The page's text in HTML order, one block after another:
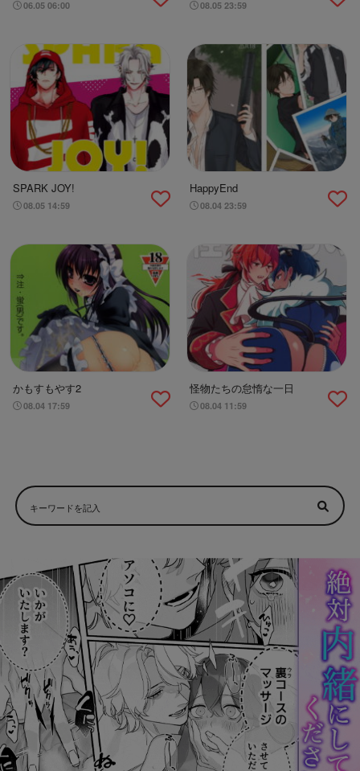
06.05 06:00 08.05 23:59
SPARK JOY!
08.05 14:59
HappyEnd
08.04 23:59
かもすもやす2
08.04 17:59
怪物たちの怠惰な一日
08.04 11:59